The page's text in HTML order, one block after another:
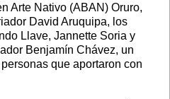
Arte Nativo (ABAN) Oruro,
David Aruquipa, los
Llave, Jannette Soria y
Benjamín Chávez, un
que aportaron con